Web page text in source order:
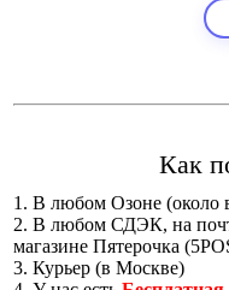
Как
1. В любом Озоне (около
2. В любом СДЭК, на
магазине Пятерочка
3. Курьер (в Москве)